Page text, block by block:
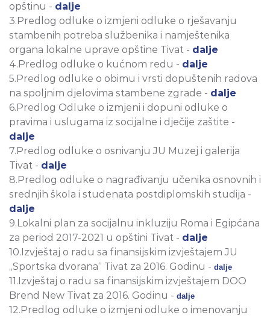
opštinu - dalje
3.Predlog odluke o izmjeni odluke o rješavanju
stambenih potreba službenika i namještenika
organa lokalne uprave opštine Tivat - dalje
4.Predlog odluke o kućnom redu - dalje
5.Predlog odluke o obimu i vrsti dopuštenih radova
na spoljnim djelovima stambene zgrade - dalje
6.Predlog Odluke o izmjeni i dopuni odluke o
pravima i uslugama iz socijalne i dječije zaštite -
dalje
7.Predlog odluke o osnivanju JU Muzej i galerija
Tivat - dalje
8.Predlog odluke o nagrađivanju učenika osnovnih i
srednjih škola i studenata postdiplomskih studija -
dalje
9.Lokalni plan za socijalnu inkluziju Roma i Egipćana
za period 2017-2021 u opštini Tivat - dalje
10.Izvještaj o radu sa finansijskim izvještajem JU
„Sportska dvorana“ Tivat za 2016. Godinu - dalje
11.Izvještaj o radu sa finansijskim izvještajem DOO
Brend New Tivat za 2016. Godinu - dalje
12.Predlog odluke o izmjeni odluke o imenovanju